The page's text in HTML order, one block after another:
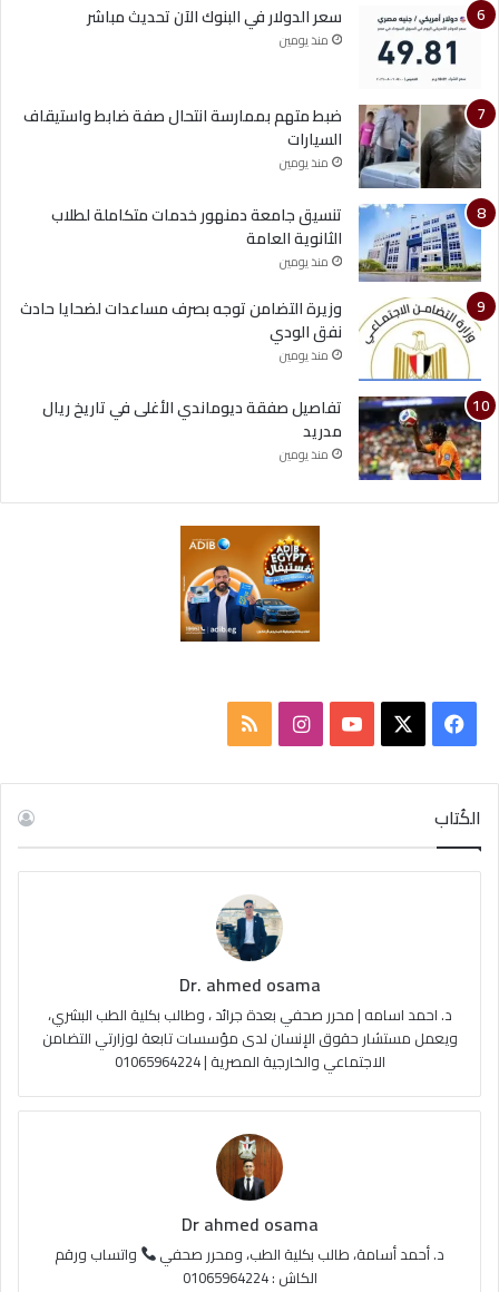
سعر الدولار في البنوك الآن تحديث مباشر
منذ يومين
ضبط متهم بممارسة انتحال صفة ضابط واستيقاف
السيارات
منذ يومين
تنسيق جامعة دمنهور خدمات متكاملة لطلاب
الثانوية العامة
منذ يومين
وزيرة التضامن توجه بصرف مساعدات لضحايا حادث
نفق الودي
منذ يومين
تفاصيل صفقة ديوماندي الأغلى في تاريخ ريال
مدريد
منذ يومين
س
ب
u
e
ت
ا
م
ص
ا
ل
م
و
ق
ع
R
S
S
الكُتاب
Dr. ahmed osama
د. احمد اسامه | محرر صحفي بعدة جرائد ، وطالب بكلية الطب البشري،
ويعمل مستشار حقوق الإنسان لدى مؤسسات تابعة لوزارتي التضامن
الاجتماعي والخارجية المصرية | 01065964224
Dr ahmed osama
د. أحمد أسامة، طالب بكلية الطب، ومحرر صحفي
واتساب ورقم
الكاش : 01065964224